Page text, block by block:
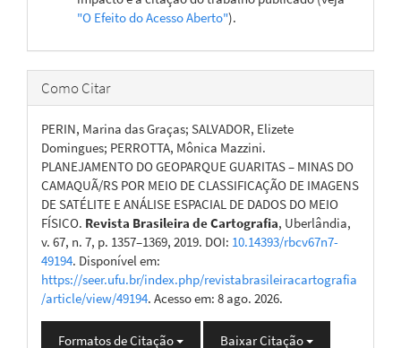
"O Efeito do Acesso Aberto").
Como Citar
PERIN, Marina das Graças; SALVADOR, Elizete
Domingues; PERROTTA, Mônica Mazzini.
PLANEJAMENTO DO GEOPARQUE GUARITAS – MINAS DO
CAMAQUÃ/RS POR MEIO DE CLASSIFICAÇÃO DE IMAGENS
DE SATÉLITE E ANÁLISE ESPACIAL DE DADOS DO MEIO
FÍSICO. Revista Brasileira de Cartografia, Uberlândia,
v. 67, n. 7, p. 1357–1369, 2019. DOI: 10.14393/rbcv67n7-
49194. Disponível em:
https://seer.ufu.br/index.php/revistabrasileiracartografia
/article/view/49194. Acesso em: 8 ago. 2026.
Formatos de Citação Baixar Citação